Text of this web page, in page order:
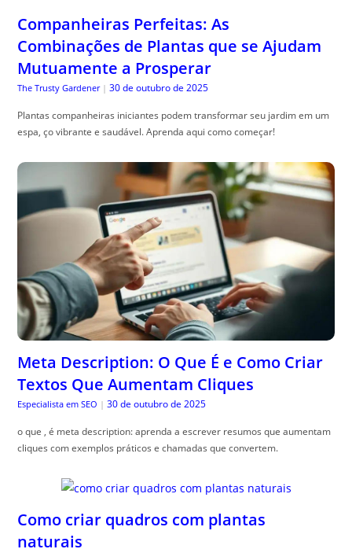
Companheiras Perfeitas: As
Combinações de Plantas que se Ajudam
Mutuamente a Prosperar
The Trusty Gardener | 30 de outubro de 2025
Plantas companheiras iniciantes podem transformar seu jardim em um
espa, ço vibrante e saudável. Aprenda aqui como começar!
Meta Description: O Que É e Como Criar
Textos Que Aumentam Cliques
Especialista em SEO | 30 de outubro de 2025
o que , é meta description: aprenda a escrever resumos que aumentam
cliques com exemplos práticos e chamadas que convertem.
Como criar quadros com plantas
naturais